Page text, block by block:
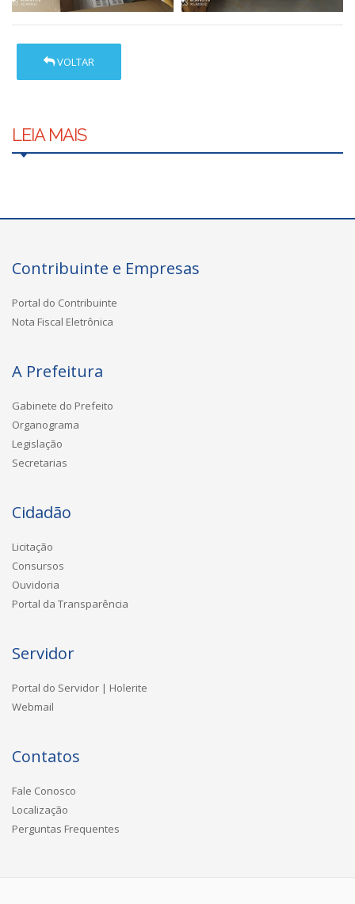
VOLTAR
LEIA MAIS
Contribuinte e Empresas
Portal do Contribuinte
Nota Fiscal Eletrônica
A Prefeitura
Gabinete do Prefeito
Organograma
Legislação
Secretarias
Cidadão
Licitação
Consursos
Ouvidoria
Portal da Transparência
Servidor
Portal do Servidor | Holerite
Webmail
Contatos
Fale Conosco
Localização
Perguntas Frequentes